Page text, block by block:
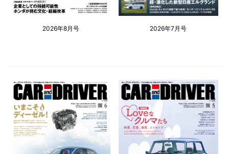
2026年8月号 2026年7月号